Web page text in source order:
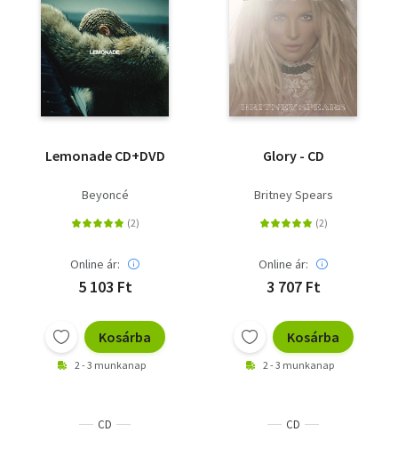
Lemonade CD+DVD
Beyoncé
Online ár:
5 103 Ft
Kosárba
2 - 3 munkanap
Glory - CD
Britney Spears
Online ár:
3 707 Ft
Kosárba
2 - 3 munkanap
CD CD